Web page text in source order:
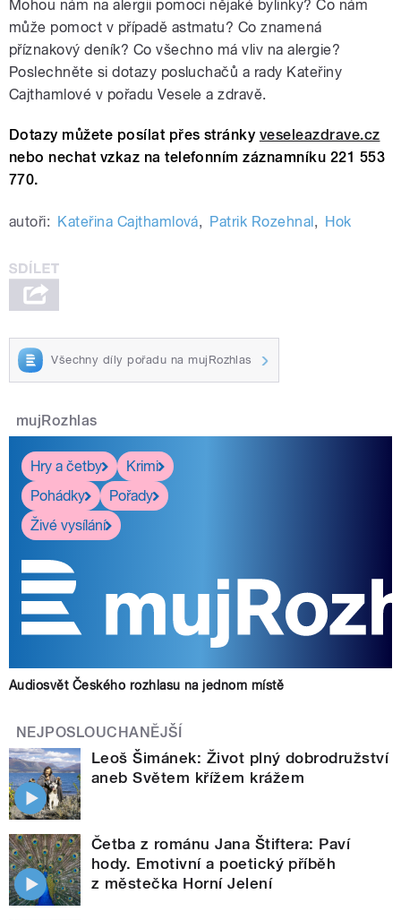
Mohou nám na alergii pomoci nějaké bylinky? Co nám
může pomoct v případě astmatu? Co znamená
příznakový deník? Co všechno má vliv na alergie?
Poslechněte si dotazy posluchačů a rady Kateřiny
Cajthamlové v pořadu Vesele a zdravě.
Dotazy můžete posílat přes stránky veseleazdrave.cz
nebo nechat vzkaz na telefonním záznamníku 221 553
770.
autoři: Kateřina Cajthamlová, Patrik Rozehnal , Hok
Všechny díly pořadu na mujRozhlas
mujRozhlas
Hry a četby
Krimi
Pohádky
Pořady
Živé vysílání
Audiosvět Českého rozhlasu na jednom místě
NEJPOSLOUCHANĚJŠÍ
Leoš Šimánek: Život plný dobrodružství
aneb Světem křížem krážem
Četba z románu Jana Štiftera: Paví
hody. Emotivní a poetický příběh
z městečka Horní Jelení